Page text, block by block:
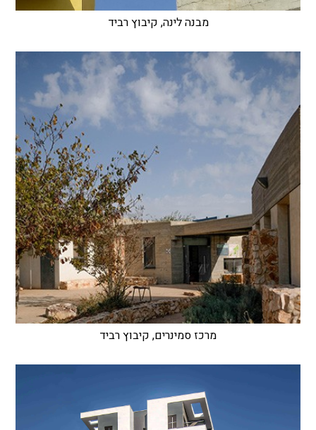
מבנה לינה, קיבוץ רביד
מרכז סמינרים, קיבוץ רביד